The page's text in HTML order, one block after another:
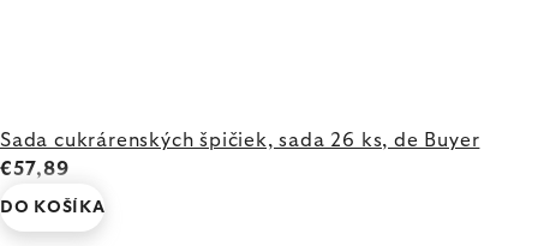
Sada cukrárenských špičiek, sada 26 ks, de Buyer
€57,89
DO KOŠÍKA